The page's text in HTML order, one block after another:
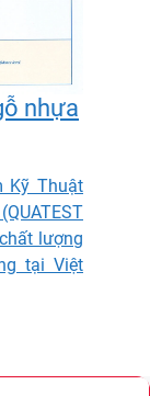
nhựa
Kỹ Thuật
lượng
tại Việt